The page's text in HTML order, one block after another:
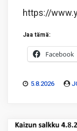
https://
Jaa tämä:
Facebook
5.8.2026